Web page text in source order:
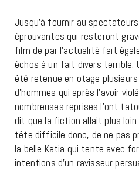
Jusqu’à fournir au
éprouvantes qui resteront
film de par l’actualité fait
échos à un fait divers
été retenue en otage
d’hommes qui après l’avoir
nombreuses reprises l’ont
dit que la fiction allait plus
tête difficile donc, de ne pas
la belle Katia qui tente avec
intentions d’un ravisseur